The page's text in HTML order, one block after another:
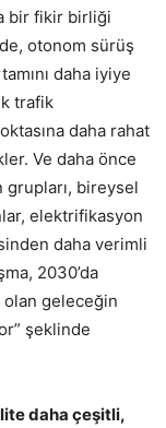
bir fikir birliği
otonom sürüş
daha iyiye
trafik
daha rahat
Ve daha önce
grupları, bireysel
elektrifikasyon
daha verimli
2030’da
geleceğin
şeklinde
daha çeşitli,